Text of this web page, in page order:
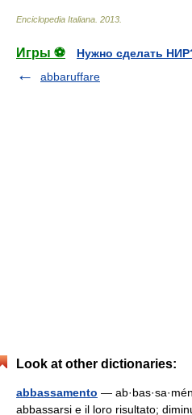
Enciclopedia Italiana 2013
Игры ⚽
Нужно сделать
abbaruffare
Look at other dictionaries:
abbassamento —
abbassarsi e il loro risultato;